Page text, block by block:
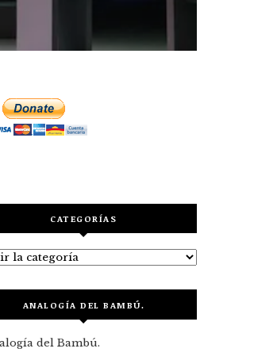
CATEGORÍAS
ANALOGÍA DEL BAMBÚ.